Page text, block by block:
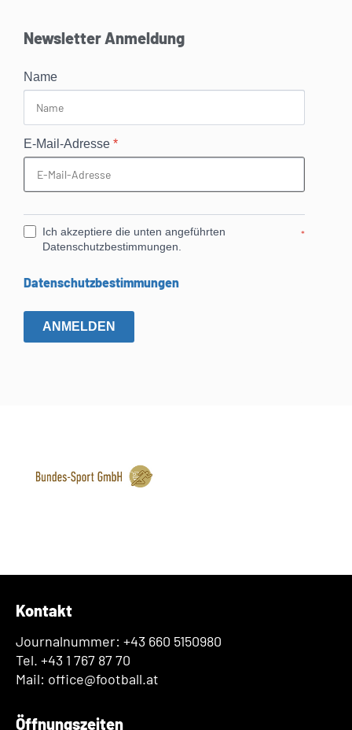
Newsletter Anmeldung
Name
E-Mail-Adresse *
Ich akzeptiere die unten angeführten
Datenschutzbestimmungen.
*
Datenschutzbestimmungen
ANMELDEN
Kontakt
Journalnummer: +43 660 5150980
Tel. +43 1 767 87 70
Mail: office@football.at
Öffnungszeiten